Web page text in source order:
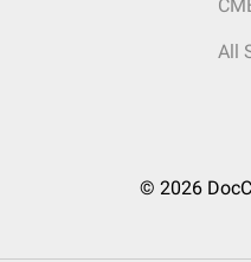
All
© 2026